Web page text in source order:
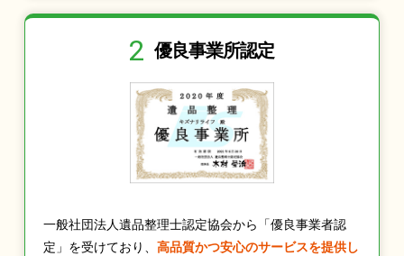
2 優良事業所認定
一般社団法人遺品整理士認定協会から「優良事業者認
定」を受けており、 高品質かつ安心のサービスを提供し